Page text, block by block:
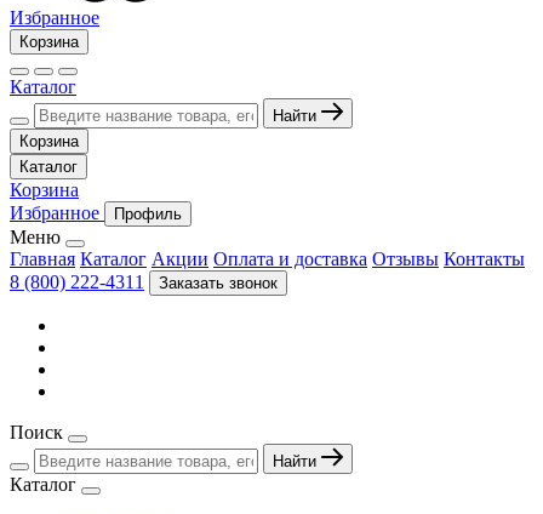
Избранное
Корзина
Каталог
Найти
Корзина
Каталог
Корзина
Избранное
Профиль
Меню
Главная Каталог Акции Оплата и доставка Отзывы Контакты
8 (800) 222-4311
Заказать звонок
Поиск
Найти
Каталог